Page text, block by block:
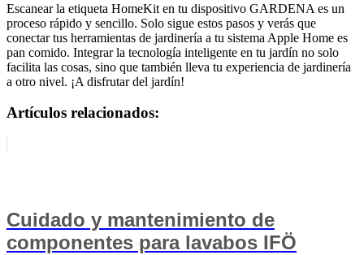
Escanear la etiqueta HomeKit en tu dispositivo GARDENA es un
proceso rápido y sencillo. Solo sigue estos pasos y verás que
conectar tus herramientas de jardinería a tu sistema Apple Home es
pan comido. Integrar la tecnología inteligente en tu jardín no solo
facilita las cosas, sino que también lleva tu experiencia de jardinería
a otro nivel. ¡A disfrutar del jardín!
Artículos relacionados:
Cuidado y mantenimiento de
componentes para lavabos IFÖ